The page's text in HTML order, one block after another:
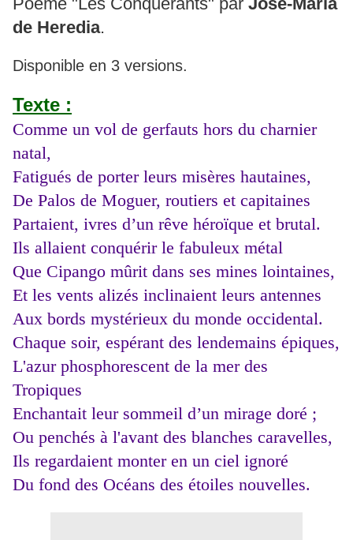
de Heredia.
Disponible en 3 versions.
Texte :
Comme un vol de gerfauts hors du charnier
natal,
Fatigués de porter leurs misères hautaines,
De Palos de Moguer, routiers et capitaines
Partaient, ivres d’un rêve héroïque et brutal.
Ils allaient conquérir le fabuleux métal
Que Cipango mûrit dans ses mines lointaines,
Et les vents alizés inclinaient leurs antennes
Aux bords mystérieux du monde occidental.
Chaque soir, espérant des lendemains épiques,
L'azur phosphorescent de la mer des
Tropiques
Enchantait leur sommeil d’un mirage doré ;
Ou penchés à l'avant des blanches caravelles,
Ils regardaient monter en un ciel ignoré
Du fond des Océans des étoiles nouvelles.